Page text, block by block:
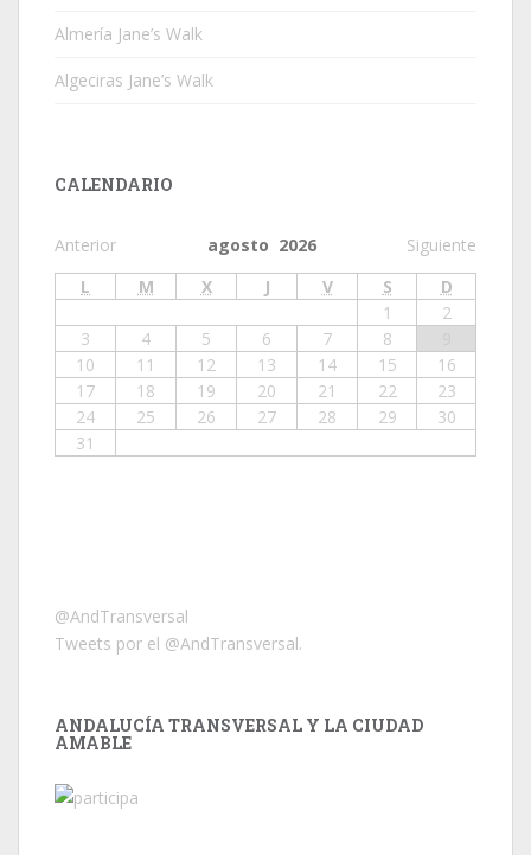
Almería Jane’s Walk
Algeciras Jane’s Walk
CALENDARIO
Anterior Siguiente
agosto 2026
L
M X J V S
D
1
2
3
4 5 6 7 8
10
11 12 13 14 15
16
17
18 19 20 21 22
23
24
25 26 27 28 29
30
31
@AndTransversal
Tweets por el @AndTransversal.
ANDALUCÍA TRANSVERSAL Y LA CIUDAD
AMABLE